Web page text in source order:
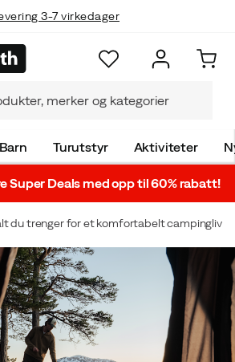
frakt ved kjøp over 999,-
Barn Turutstyr Aktiviteter
Super Deals med opp til 60% rabatt!
du trenger for et komfortabelt campingliv